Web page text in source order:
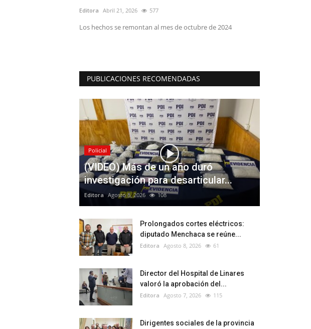
Editora Abril 21, 2026 577
Los hechos se remontan al mes de octubre de 2024
PUBLICACIONES RECOMENDADAS
Policial
(VIDEO) Más de un año duró
investigación para desarticular...
Editora Agosto 8, 2026 108
Prolongados cortes eléctricos:
diputado Menchaca se reúne...
Editora Agosto 8, 2026 61
Director del Hospital de Linares
valoró la aprobación del...
Editora Agosto 7, 2026 115
Dirigentes sociales de la provincia